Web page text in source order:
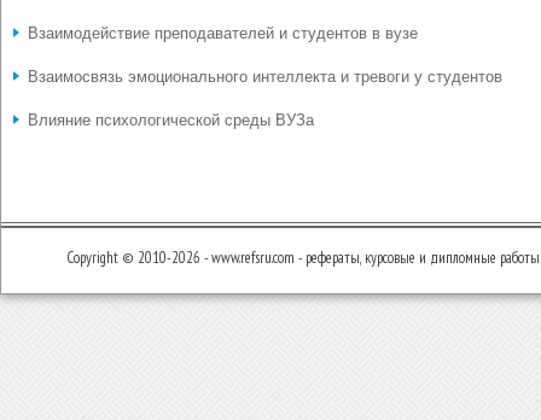
Взаимодействие преподавателей и студентов в вузе
Взаимосвязь эмоционального интеллекта и тревоги у студентов
Влияние психологической среды ВУЗа
Copyright © 2010-2026 - www.refsru.com - рефераты, курсовые и дипломные работы